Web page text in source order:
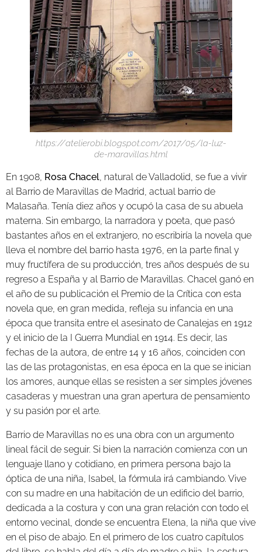
https://atelierobi.blogspot.com/2017/05/la-luz-
de-maravillas.html
En 1908, Rosa Chacel, natural de Valladolid, se fue a vivir
al Barrio de Maravillas de Madrid, actual barrio de
Malasaña. Tenía diez años y ocupó la casa de su abuela
materna. Sin embargo, la narradora y poeta, que pasó
bastantes años en el extranjero, no escribiría la novela que
lleva el nombre del barrio hasta 1976, en la parte final y
muy fructífera de su producción, tres años después de su
regreso a España y al Barrio de Maravillas. Chacel ganó en
el año de su publicación el Premio de la Crítica con esta
novela que, en gran medida, refleja su infancia en una
época que transita entre el asesinato de Canalejas en 1912
y el inicio de la I Guerra Mundial en 1914. Es decir, las
fechas de la autora, de entre 14 y 16 años, coinciden con
las de las protagonistas, en esa época en la que se inician
los amores, aunque ellas se resisten a ser simples jóvenes
casaderas y muestran una gran apertura de pensamiento
y su pasión por el arte.
Barrio de Maravillas no es una obra con un argumento
lineal fácil de seguir. Si bien la narración comienza con un
lenguaje llano y cotidiano, en primera persona bajo la
óptica de una niña, Isabel, la fórmula irá cambiando. Vive
con su madre en una habitación de un edificio del barrio,
dedicada a la costura y con una gran relación con todo el
entorno vecinal, donde se encuentra Elena, la niña que vive
en el piso de abajo. En el primero de los cuatro capítulos